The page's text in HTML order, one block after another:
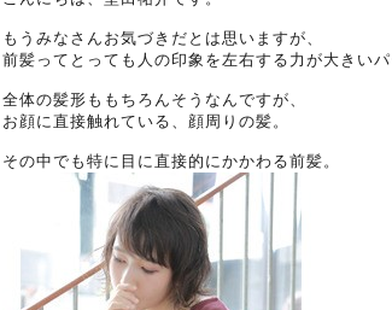
もうみなさんお気づきだとは思いますが、
前髪ってとっても人の印象を左右する力が大きいパ
全体の髪形ももちろんそうなんですが、
お顔に直接触れている、顔周りの髪。
その中でも特に目に直接的にかかわる前髪。